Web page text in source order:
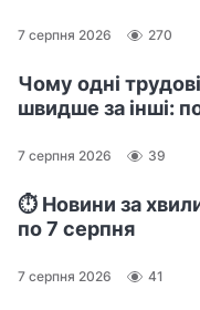
7 серпня 2026 270
Чому одні
швидше за інші:
7 серпня 2026 39
⏱️ Новини за
по 7 серпня
7 серпня 2026 41